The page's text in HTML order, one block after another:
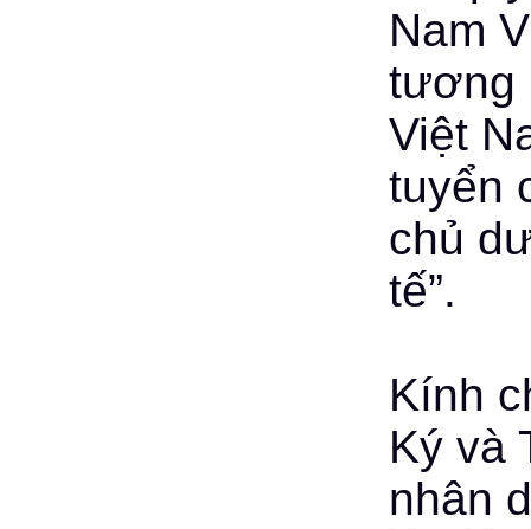
Nam
tương
Việt
tuyển
chủ
tế”.
Kính
Ký và
nhân